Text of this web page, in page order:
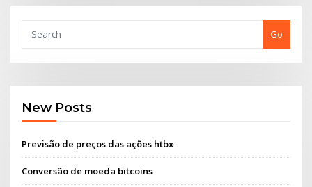
Go
New Posts
Previsão de preços das ações htbx
Conversão de moeda bitcoins